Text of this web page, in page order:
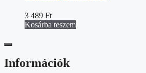
3 489 Ft
Kosárba teszem
Információk